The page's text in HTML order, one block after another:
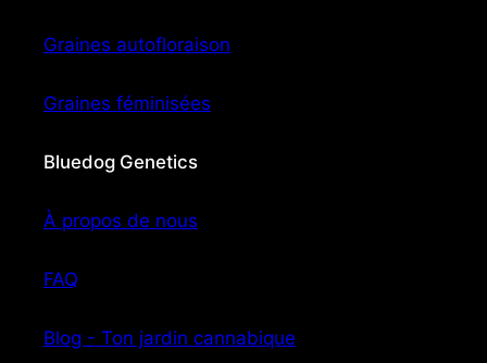
Graines autofloraison
Graines féminisées
Bluedog Genetics
À propos de nous
FAQ
Blog - Ton jardin cannabique